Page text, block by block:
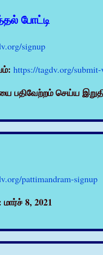
போட்டி
signup
https://tagdv.org/
செய்ய இறுதி
pattimandram-signup
8, 2021